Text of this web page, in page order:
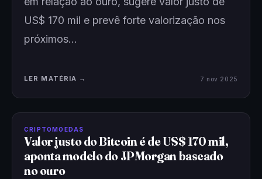
US$ 170 mil e prevê forte valorização nos
próximos…
LER MATÉRIA → 7 nov 2025
CRIPTOMOEDAS
Valor justo do Bitcoin é de US$ 170 mil,
aponta modelo do JPMorgan baseado
no ouro